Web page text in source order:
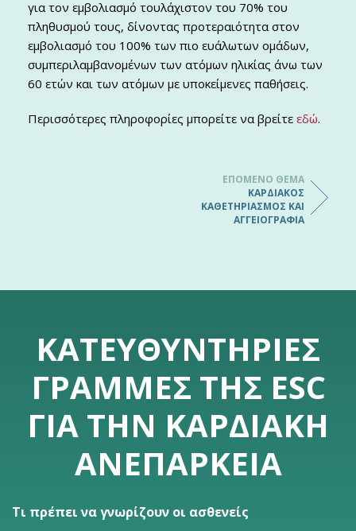
για τον εμβολιασμό τουλάχιστον του 70% του
πληθυσμού τους, δίνοντας προτεραιότητα στον
εμβολιασμό του 100% των πιο ευάλωτων ομάδων,
συμπεριλαμβανομένων των ατόμων ηλικίας άνω των
60 ετών και των ατόμων με υποκείμενες παθήσεις.
Περισσότερες πληροφορίες μπορείτε να βρείτε εδώ.
ΕΠΌΜΕΝΟ ΘΈΜΑ
ΚΑΡΔΙΑΚΌΣ
ΚΑΘΕΤΗΡΙΑΣΜΌΣ ΚΑΙ
ΑΓΓΕΙΟΓΡΑΦΊΑ
ΚΑΤΕΥΘΥΝΤΉΡΙΕΣ
ΓΡΑΜΜΈΣ ΤΗΣ ESC
ΓΙΑ ΤΗΝ ΚΑΡΔΙΑΚΉ
ΑΝΕΠΆΡΚΕΙΑ
Τι πρέπει να γνωρίζουν οι ασθενείς